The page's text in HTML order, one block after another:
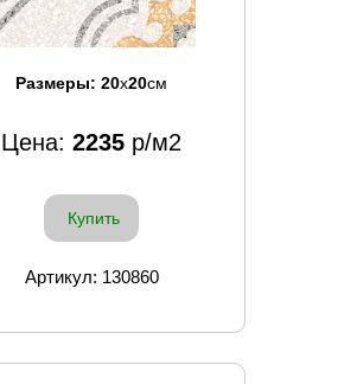
Размеры: 20x20см
Цена: 2235 р/м2
Купить
Артикул: 130860